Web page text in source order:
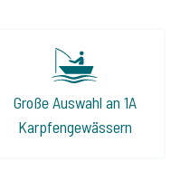
Große Auswahl an 1A
Karpfengewässern